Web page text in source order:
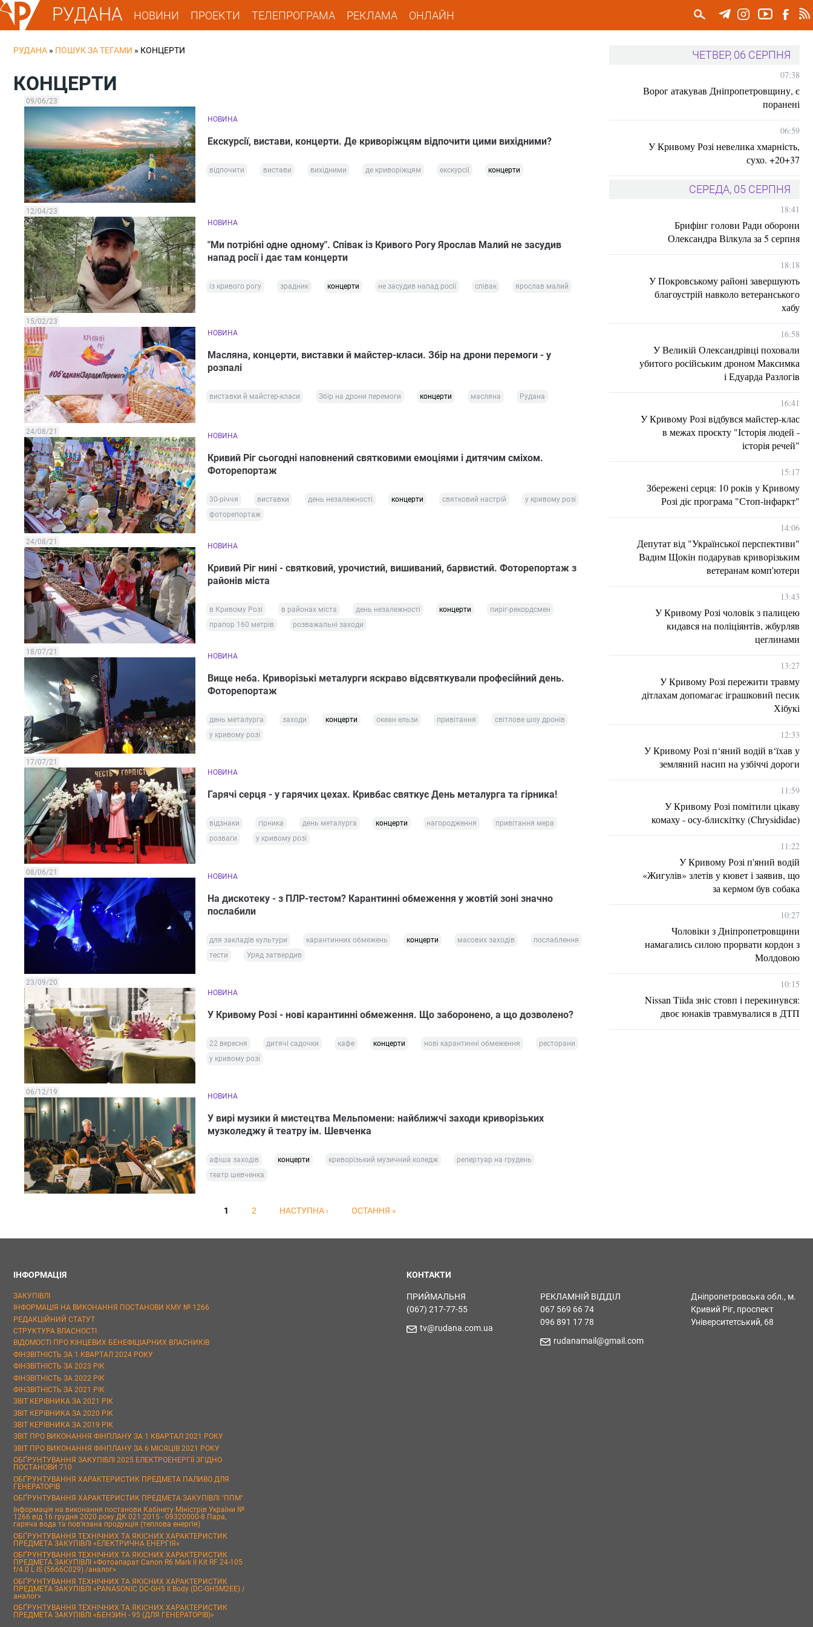
РУДАНА НОВИНИ ПРОЕКТИ ТЕЛЕПРОГРАМА РЕКЛАМА ОНЛАЙН
РУДАНА » ПОШУК ЗА ТЕГАМИ » КОНЦЕРТИ
КОНЦЕРТИ
09/06/23
НОВИНА
Екскурсії, вистави, концерти. Де криворіжцям відпочити цими вихідними?
відпочити вистави вихідними де криворіжцям екскурсії концерти
12/04/23
НОВИНА
"Ми потрібні одне одному". Співак із Кривого Рогу Ярослав Малий не засудив
напад росії і дає там концерти
із кривого рогу зрадник концерти не засудив напад росії співак ярослав малий
15/02/23
НОВИНА
Масляна, концерти, виставки й майстер-класи. Збір на дрони перемоги - у
розпалі
виставки й майстер-класи Збір на дрони перемоги концерти масляна Рудана
24/08/21 НОВИНА
Кривий Ріг сьогодні наповнений святковими емоціями і дитячим сміхом.
Фоторепортаж
30-річчя виставки день незалежності концерти святковий настрій
у кривому розі
фоторепортаж
24/08/21 НОВИНА
Кривий Ріг нині - святковий, урочистий, вишиваний, барвистий. Фоторепортаж з
районів міста
в Кривому Розі в районах міста день незалежності концерти
пиріг-рекордсмен
прапор 160 метрів
розважальні заходи
18/07/21 НОВИНА
Вище неба. Криворізькі металурги яскраво відсвяткували професійний день.
Фоторепортаж
день металурга заходи концерти океан ельзи привітання
світлове шоу дронів
у кривому розі
17/07/21
НОВИНА
Гарячі серця - у гарячих цехах. Кривбас святкує День металурга та гірника!
відзнаки гірника день металурга концерти нагородження
привітання мера
розваги
у кривому розі
08/06/21 НОВИНА
На дискотеку - з ПЛР-тестом? Карантинні обмеження у жовтій зоні значно
послабили
для закладів культури карантинних обмежень концерти масових заходів
послаблення
тести
Уряд затвердив
23/09/20
НОВИНА
У Кривому Розі - нові карантинні обмеження. Що заборонено, а що дозволено?
22 вересня дитячі садочки кафе концерти нові карантинні обмеження
ресторани
у кривому розі
06/12/19 НОВИНА
У вирі музики й мистецтва Мельпомени: найближчі заходи криворізьких
музколеджу й театру ім. Шевченка
афіша заходів концерти криворізький музичний коледж
репертуар на грудень
театр шевченка
1 2 НАСТУПНА › ОСТАННЯ »
ЧЕТВЕР, 06 СЕРПНЯ
07:38
Ворог атакував Дніпропетровщину, є
поранені
06:59
У Кривому Розі невелика хмарність,
сухо. +20+37
СЕРЕДА, 05 СЕРПНЯ
18:41
Брифінг голови Ради оборони
Олександра Вілкула за 5 серпня
18:18
У Покровському районі завершують
благоустрій навколо ветеранського
хабу
16:58
У Великій Олександрівці поховали
убитого російським дроном Максимка
і Едуарда Разлогів
16:41
У Кривому Розі відбувся майстер-клас
в межах проєкту "Історія людей -
історія речей"
15:17
Збережені серця: 10 років у Кривому
Розі діє програма "Стоп-інфаркт"
14:06
Депутат від "Української перспективи"
Вадим Щокін подарував криворізьким
ветеранам комп'ютери
13:43
У Кривому Розі чоловік з палицею
кидався на поліціянтів, жбурляв
цеглинами
13:27
У Кривому Розі пережити травму
дітлахам допомагає іграшковий песик
Хібукі
12:33
У Кривому Розі п‘яний водій в‘їхав у
земляний насип на узбіччі дороги
11:59
У Кривому Розі помітили цікаву
комаху - осу-блискітку (Chrysididae)
11:22
У Кривому Розі п'яний водій
«Жигулів» злетів у кювет і заявив, що
за кермом був собака
10:27
Чоловіки з Дніпропетровщини
намагались силою прорвати кордон з
Молдовою
10:15
Nissan Tiida зніс стовп і перекинувся:
двоє юнаків травмувалися в ДТП
ІНФОРМАЦІЯ
ЗАКУПІВЛІ
ІНФОРМАЦІЯ НА ВИКОНАННЯ ПОСТАНОВИ КМУ № 1266
РЕДАКЦІЙНИЙ СТАТУТ
СТРУКТУРА ВЛАСНОСТІ
ВІДОМОСТІ ПРО КІНЦЕВИХ БЕНЕФІЦІАРНИХ ВЛАСНИКІВ
ФІНЗВІТНІСТЬ ЗА 1 КВАРТАЛ 2024 РОКУ
ФІНЗВІТНІСТЬ ЗА 2023 РІК
ФІНЗВІТНІСТЬ ЗА 2022 РІК
ФІНЗВІТНІСТЬ ЗА 2021 РІК
ЗВІТ КЕРІВНИКА ЗА 2021 РІК
ЗВІТ КЕРІВНИКА ЗА 2020 РІК
ЗВІТ КЕРІВНИКА ЗА 2019 РІК
ЗВІТ ПРО ВИКОНАННЯ ФІНПЛАНУ ЗА 1 КВАРТАЛ 2021 РОКУ
ЗВІТ ПРО ВИКОНАННЯ ФІНПЛАНУ ЗА 6 МІСЯЦІВ 2021 РОКУ
ОБҐРУНТУВАННЯ ЗАКУПІВЛІ 2025 ЕЛЕКТРОЕНЕРГІЇ ЗГІДНО
ПОСТАНОВИ 710
ОБҐРУНТУВАННЯ ХАРАКТЕРИСТИК ПРЕДМЕТА ПАЛИВО ДЛЯ
ГЕНЕРАТОРІВ
ОБҐРУНТУВАННЯ ХАРАКТЕРИСТИК ПРЕДМЕТА ЗАКУПІВЛІ "ППМ"
Інформація на виконання постанови Кабінету Міністрів України №
1266 від 16 грудня 2020 року ДК 021:2015 - 09320000-8 Пара,
гаряча вода та пов’язана продукція (теплова енергія)
ОБҐРУНТУВАННЯ ТЕХНІЧНИХ ТА ЯКІСНИХ ХАРАКТЕРИСТИК
ПРЕДМЕТА ЗАКУПІВЛІ «ЕЛЕКТРИЧНА ЕНЕРГІЯ»
ОБҐРУНТУВАННЯ ТЕХНІЧНИХ ТА ЯКІСНИХ ХАРАКТЕРИСТИК
ПРЕДМЕТА ЗАКУПІВЛІ «Фотоапарат Canon R6 Mark II Kit RF 24-105
f/4.0 L IS (5666C029) /аналог»
ОБҐРУНТУВАННЯ ТЕХНІЧНИХ ТА ЯКІСНИХ ХАРАКТЕРИСТИК
ПРЕДМЕТА ЗАКУПІВЛІ «PANASONIC DC-GH5 II Body (DC-GH5M2EE) /
аналог»
ОБҐРУНТУВАННЯ ТЕХНІЧНИХ ТА ЯКІСНИХ ХАРАКТЕРИСТИК
ПРЕДМЕТА ЗАКУПІВЛІ «БЕНЗИН - 95 (ДЛЯ ГЕНЕРАТОРІВ)»
КОНТАКТИ
ПРИЙМАЛЬНЯ
(067) 217-77-55
tv@rudana.com.ua
РЕКЛАМНІЙ ВІДДІЛ
067 569 66 74
096 891 17 78
rudanamail@gmail.com
Дніпропетровська обл., м.
Кривий Ріг, проспект
Університетський, 68